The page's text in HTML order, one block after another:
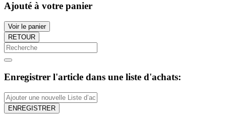
Ajouté à votre panier
Voir le panier
RETOUR
Enregistrer l'article dans une liste d'achats:
ENREGISTRER